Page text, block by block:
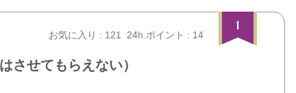
1
お気に入り : 121 24h.ポイント : 14
させてもらえない）